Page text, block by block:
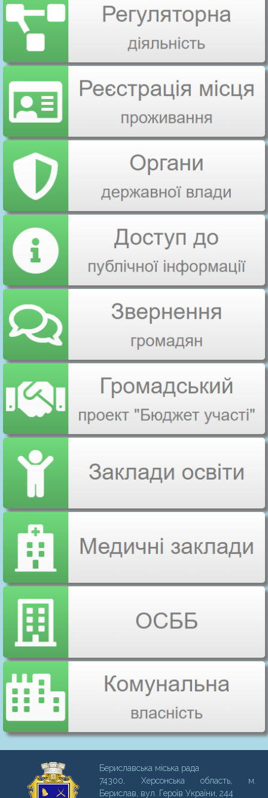
Бериславська міська рада
74300, Херсонська область, м.
Бериcлав, вул. Героїв України, 244